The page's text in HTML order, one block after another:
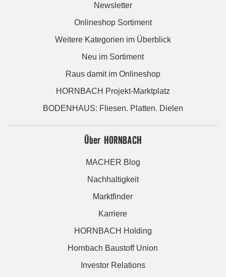
Newsletter
Onlineshop Sortiment
Weitere Kategorien im Überblick
Neu im Sortiment
Raus damit im Onlineshop
HORNBACH Projekt-Marktplatz
BODENHAUS: Fliesen. Platten. Dielen
Über HORNBACH
MACHER Blog
Nachhaltigkeit
Marktfinder
Karriere
HORNBACH Holding
Hornbach Baustoff Union
Investor Relations